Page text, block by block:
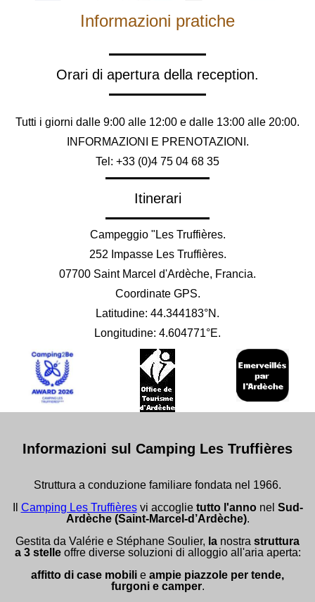
Informazioni pratiche
Orari di apertura della reception.
Tutti i giorni dalle 9:00 alle 12:00 e dalle 13:00 alle 20:00.
INFORMAZIONI E PRENOTAZIONI.
Tel: +33 (0)4 75 04 68 35
Itinerari
Campeggio "Les Truffières.
252 Impasse Les Truffières.
07700 Saint Marcel d'Ardèche, Francia.
Coordinate GPS.
Latitudine: 44.344183°N.
Longitudine: 4.604771°E.
Informazioni sul Camping Les Truffières
Struttura a conduzione familiare fondata nel 1966.
Camping Les Truffièresvi accoglietutto l'annonel Sud-
Ardèche (Saint-Marcel-d’Ardèche).
Gestita da Valérie e Stéphane Soulier, la nostra struttura
a 3 stelleoffre diverse soluzioni di alloggio all'aria aperta:
affitto di case mobili e ampie piazzole per tende,
furgoni e camper.